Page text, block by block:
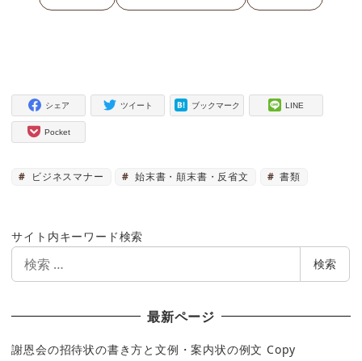
シェア ツイート ブックマーク LINE
Pocket
ビジネスマナー 始末書・顛末書・反省文 書類
サイト内キーワード検索
索
検索
最新ページ
謝恩会の招待状の書き方と文例・案内状の例文 Copy